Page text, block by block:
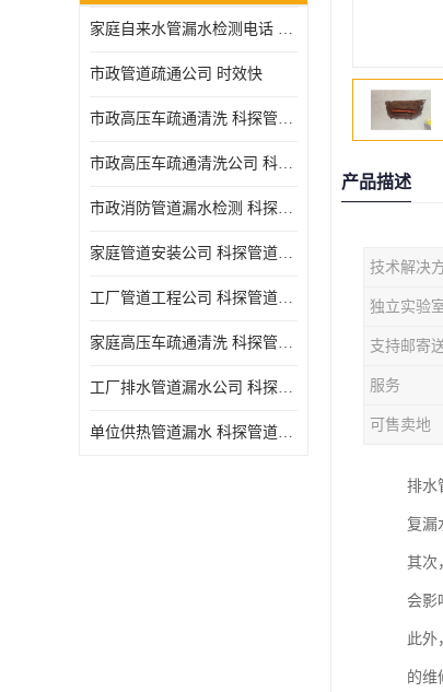
家庭自来水管漏水检测电话 服务周到
市政管道疏通公司 时效快
市政高压车疏通清洗 科探管道工程 设备齐
市政高压车疏通清洗公司 科探管道工程 经验丰富
市政消防管道漏水检测 科探管道工程 快速上门
家庭管道安装公司 科探管道工程 团队服务
工厂管道工程公司 科探管道工程 时效快
家庭高压车疏通清洗 科探管道工程 服务周到
工厂排水管道漏水公司 科探管道工程 快速上门
单位供热管道漏水 科探管道工程 设备齐
产品描述
技术解决
独立实验
支持邮寄
服务
可售卖地
排水
复漏
其次
会影
此外
的维